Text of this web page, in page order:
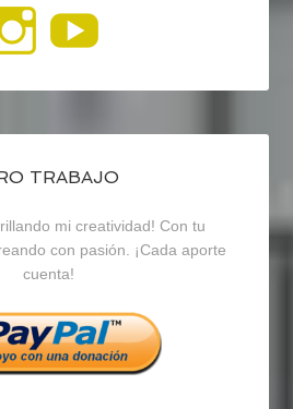
Ver
perfil
de
recursosep
en
Instagram
TRABAJO
mi creatividad! Con tu
con pasión. ¡Cada aporte
cuenta!